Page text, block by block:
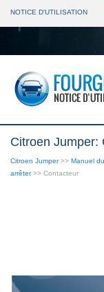
NOTICE D'UTILISATION
Citroen Jumper:
Citroen Jumper>> Manuel
arrêter>> Contacteur